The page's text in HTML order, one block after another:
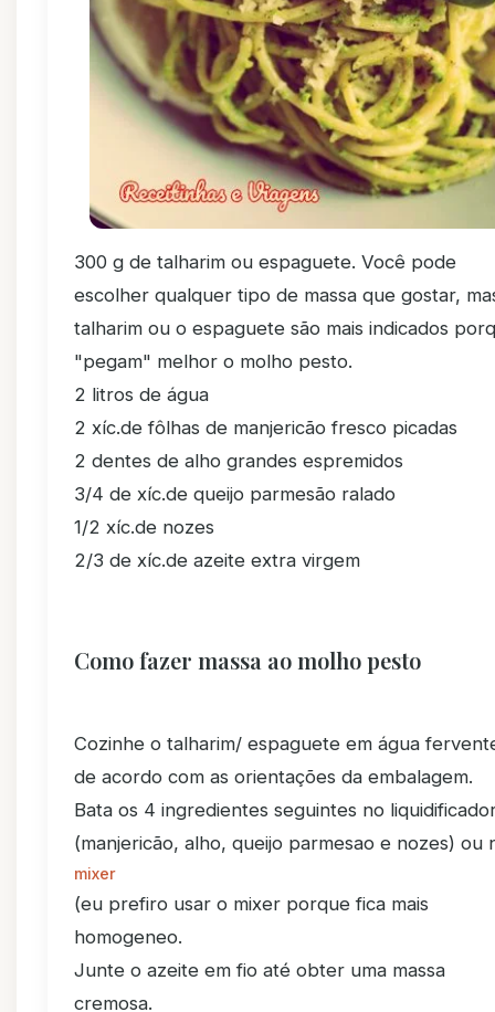
300 g de talharim ou espaguete. Você pode
escolher qualquer tipo de massa que gostar,
talharim ou o espaguete são mais indicados
"pegam" melhor o molho pesto.
2 litros de água
2 xíc.de fôlhas de manjericão fresco picadas
2 dentes de alho grandes espremidos
3/4 de xíc.de queijo parmesão ralado
1/2 xíc.de nozes
2/3 de xíc.de azeite extra virgem
Como fazer massa ao molho pesto
Cozinhe o talharim/ espaguete em água
de acordo com as orientações da embalagem.
Bata os 4 ingredientes seguintes no
(manjericão, alho, queijo parmesao e nozes) ou
mixer
(eu prefiro usar o mixer porque fica mais
homogeneo.
Junte o azeite em fio até obter uma massa
cremosa.